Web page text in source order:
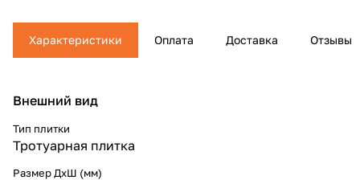
Характеристики Оплата Доставка Отзывы
Внешний вид
Тип плитки
Тротуарная плитка
Размер ДхШ (мм)